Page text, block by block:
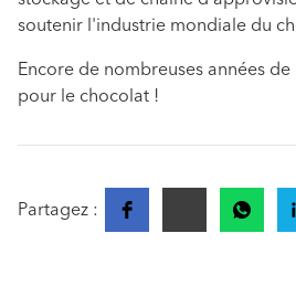
soutenir l'industrie mondiale du
Encore de nombreuses années
pour le chocolat !
Partagez :